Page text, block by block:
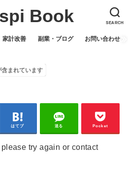
SEARCH
Book
家計改善 副業・ブログ お問い合わせ
まれています
はてブ 送る Pocket
try again or contact